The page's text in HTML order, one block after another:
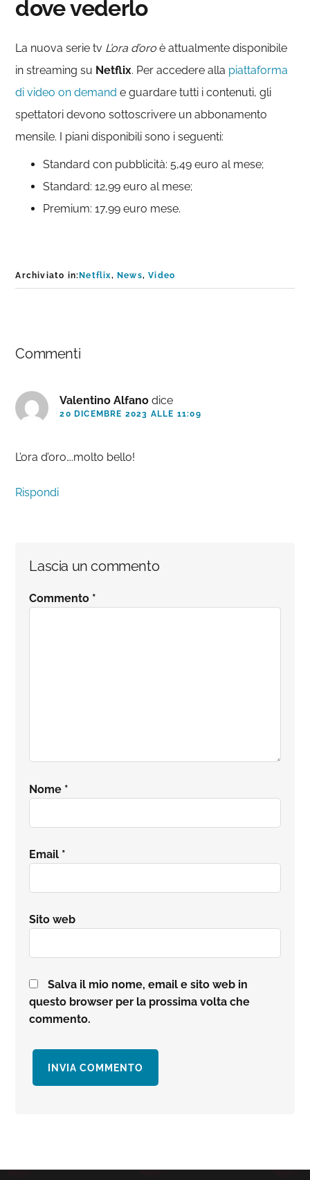
dove vederlo
La nuova serie tv L’ora d’oro è attualmente disponibile
in streaming su Netflix. Per accedere alla piattaforma
di video on demand e guardare tutti i contenuti, gli
spettatori devono sottoscrivere un abbonamento
mensile. I piani disponibili sono i seguenti:
Standard con pubblicità: 5,49 euro al mese;
Standard: 12,99 euro al mese;
Premium: 17,99 euro mese.
Archiviato in:Netflix,News,Video
del
lettore
Commenti
Valentino Alfano dice
20 DICEMBRE 2023 ALLE 11:09
L’ora d’oro….molto bello!
Rispondi
Lascia un commento
Commento *
Nome *
Email *
Sito web
Salva il mio nome, email e sito web in
questo browser per la prossima volta che
commento.